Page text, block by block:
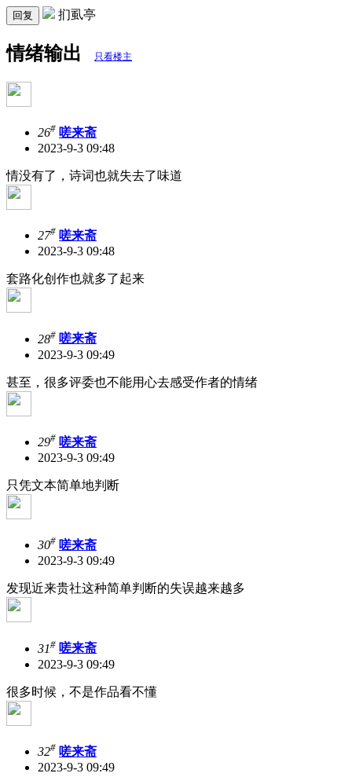
回复 扪虱亭
情绪输出 只看楼主
26# 嗟来斋
2023-9-3 09:48
情没有了，诗词也就失去了味道
27# 嗟来斋
2023-9-3 09:48
套路化创作也就多了起来
28# 嗟来斋
2023-9-3 09:49
甚至，很多评委也不能用心去感受作者的情绪
29# 嗟来斋
2023-9-3 09:49
只凭文本简单地判断
30# 嗟来斋
2023-9-3 09:49
发现近来贵社这种简单判断的失误越来越多
31# 嗟来斋
2023-9-3 09:49
很多时候，不是作品看不懂
32# 嗟来斋
2023-9-3 09:49